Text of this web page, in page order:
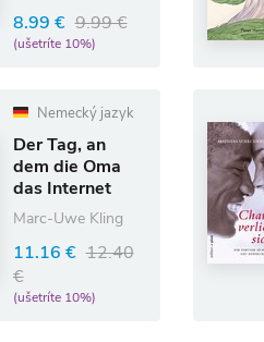
8.99 € 9.99 €
(ušetríte 10%)
Nemecký jazyk
Der Tag, an
dem die Oma
das Internet
kaputt gemacht
Marc-Uwe Kling
11.16 € 12.40
€
(ušetríte 10%)